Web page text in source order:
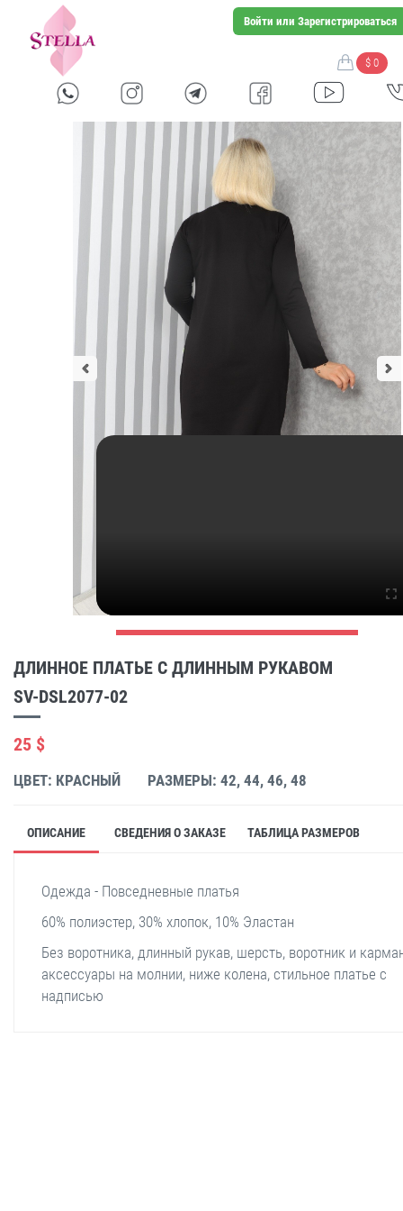
Войти или Зарегистрироваться
$ 0
ДЛИННОЕ ПЛАТЬЕ С ДЛИННЫМ РУКАВОМ
SV-DSL2077-02
25 $
ЦВЕТ: КРАСНЫЙ РАЗМЕРЫ: 42, 44, 46, 48
ОПИСАНИЕ СВЕДЕНИЯ О ЗАКАЗЕ ТАБЛИЦА РАЗМЕРОВ
Одежда - Повседневные платья
60% полиэстер, 30% хлопок, 10% Эластан
Без воротника, длинный рукав, шерсть, воротник и
аксессуары на молнии, ниже колена, стильное платье с
надписью